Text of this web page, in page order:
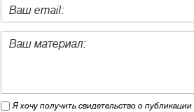
Я хочу получить свидетельство о публикации